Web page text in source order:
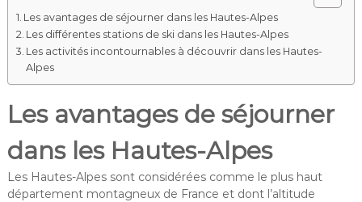
Les avantages de séjourner dans les Hautes-Alpes
Les différentes stations de ski dans les Hautes-Alpes
Les activités incontournables à découvrir dans les Hautes-
Alpes
Les avantages de séjourner
dans les Hautes-Alpes
Les Hautes-Alpes sont considérées comme le plus haut
département montagneux de France et dont l’altitude